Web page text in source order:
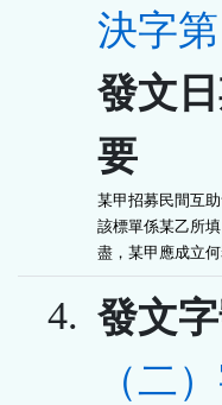
決字
發文日
要
某甲招募民間互
該標單係某乙所
盡，某甲應成立何
4. 發文字
（二